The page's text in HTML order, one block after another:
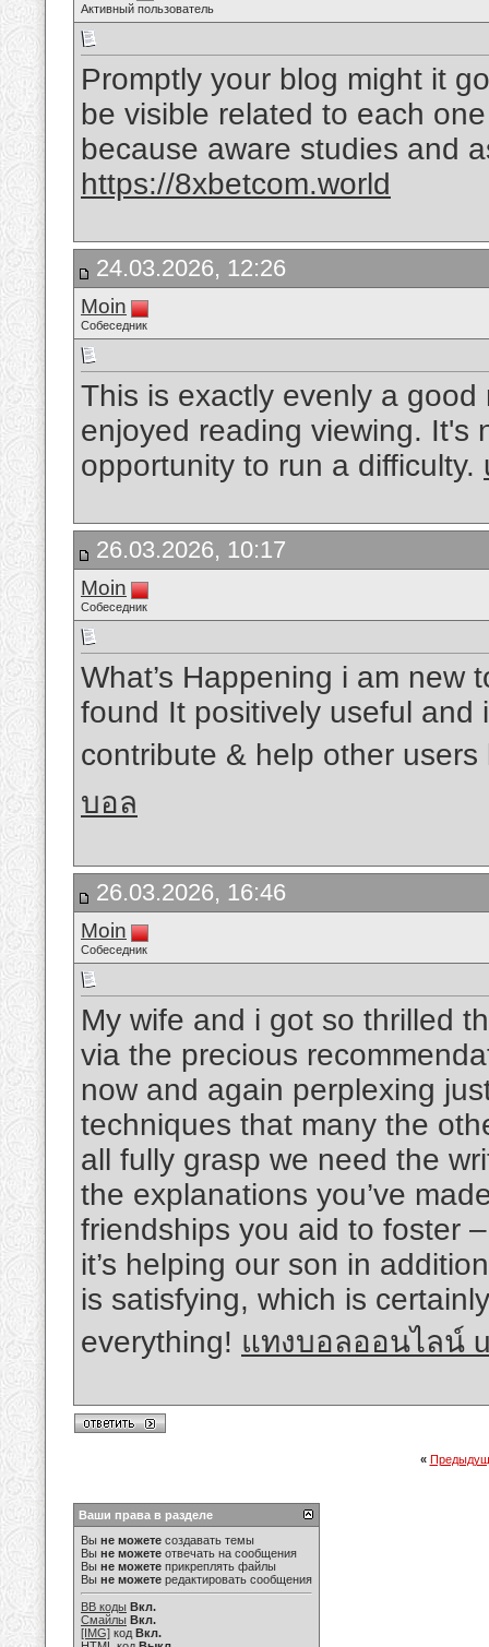
Активный пользователь
Promptly your blog might it
be visible related to each
because aware studies and
https://8xbetcom.world
24.03.2026, 12:26
Moin
Собеседник
This is exactly evenly a
enjoyed reading viewing. It's
opportunity to run a difficulty.
26.03.2026, 10:17
Moin
Собеседник
What’s Happening i am new
found It positively useful
contribute & help other
บอล
26.03.2026, 16:46
Moin
Собеседник
My wife and i got so thrilled
via the precious
now and again perplexing
techniques that many the
all fully grasp we need the
the explanations you’ve
friendships you aid to foster
it’s helping our son in
is satisfying, which is
everything! แทงบอลออนไลน์
«
Ваши права в разделе
Вы не можете создавать темы
Вы не можете отвечать на сообщения
Вы не можете прикреплять файлы
Вы не можете редактировать сообщения
BB коды Вкл.
Смайлы Вкл.
[IMG] код Вкл.